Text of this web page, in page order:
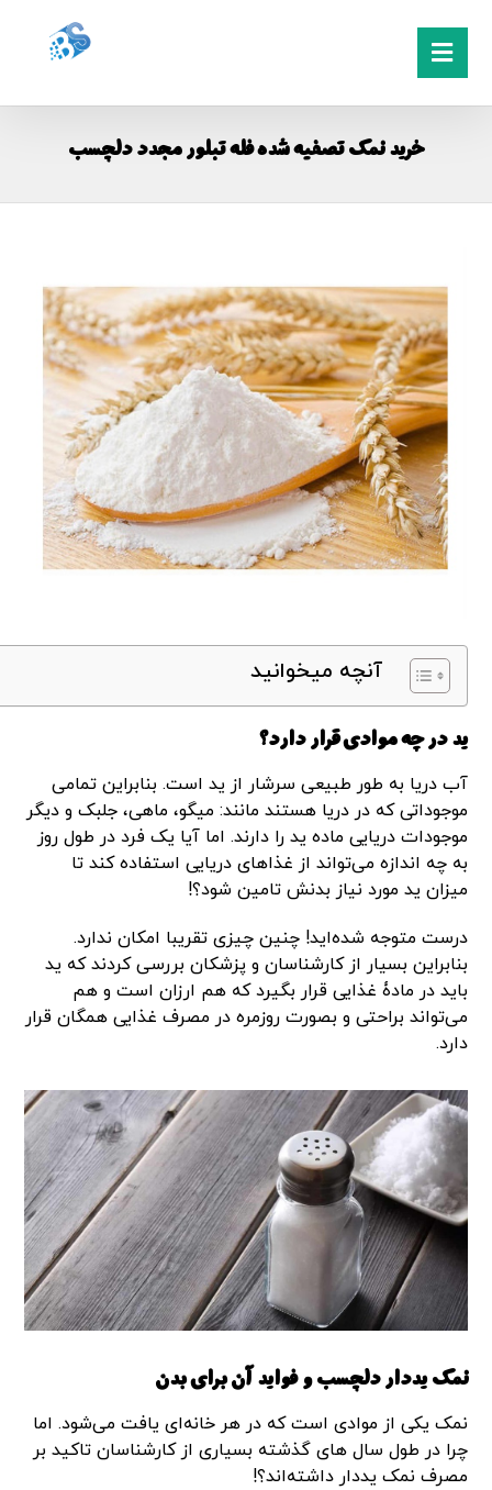
خرید نمک تصفیه شده فله تبلور مجدد دلچسب
آنچه میخوانید
ید در چه موادی قرار دارد؟
آب دریا به طور طبیعی سرشار از ید است. بنابراین تمامی
موجوداتی که در دریا هستند مانند: میگو، ماهی، جلبک و دیگر
موجودات دریایی ماده ید را دارند. اما آیا یک فرد در طول روز
به چه اندازه می‌تواند از غذاهای دریایی استفاده کند تا
میزان ید مورد نیاز بدنش تامین شود؟!
درست متوجه شده‌اید! چنین چیزی تقریبا امکان ندارد.
بنابراین بسیار از کارشناسان و پزشکان بررسی کردند که ید
باید در مادۀ غذایی قرار بگیرد که هم ارزان است و هم
می‌تواند براحتی و بصورت روزمره در مصرف غذایی همگان قرار
دارد.
نمک یددار دلچسب و فواید آن برای بدن
نمک یکی از موادی است که در هر خانه‌ای یافت می‌شود. اما
چرا در طول سال های گذشته بسیاری از کارشناسان تاکید بر
مصرف نمک یددار داشته‌اند؟!